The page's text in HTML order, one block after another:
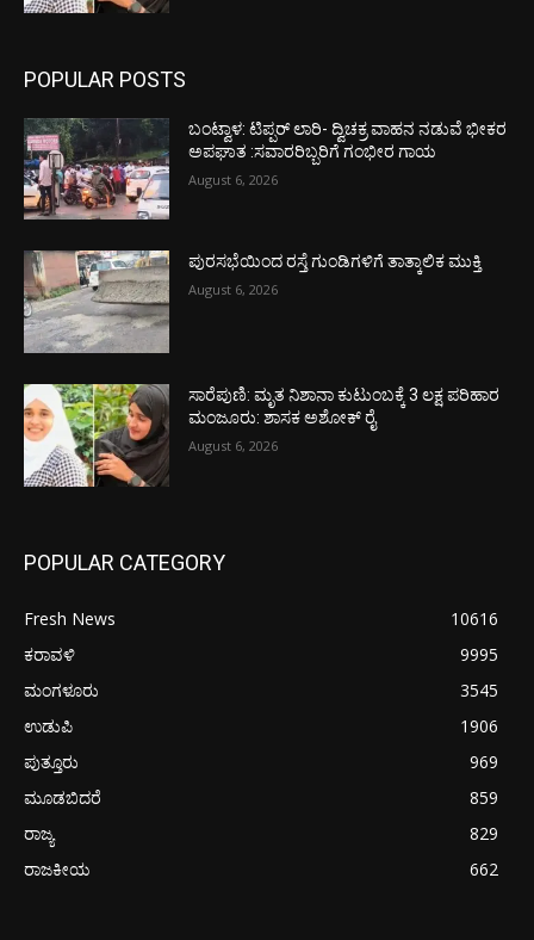
POPULAR POSTS
ಬಂಟ್ವಾಳ: ಟಿಪ್ಪರ್ ಲಾರಿ- ದ್ವಿಚಕ್ರ ವಾಹನ ನಡುವೆ ಭೀಕರ
ಅಪಘಾತ :ಸವಾರರಿಬ್ಬರಿಗೆ ಗಂಭೀರ ಗಾಯ
August 6, 2026
ಪುರಸಭೆಯಿಂದ ರಸ್ತೆ ಗುಂಡಿಗಳಿಗೆ ತಾತ್ಕಾಲಿಕ ಮುಕ್ತಿ
August 6, 2026
ಸಾರೆಪುಣಿ: ಮೃತ ನಿಶಾನಾ ಕುಟುಂಬಕ್ಕೆ 3 ಲಕ್ಷ ಪರಿಹಾರ
ಮಂಜೂರು: ಶಾಸಕ ಅಶೋಕ್ ರೈ
August 6, 2026
POPULAR CATEGORY
Fresh News
10616
ಕರಾವಳಿ
9995
ಮಂಗಳೂರು
3545
ಉಡುಪಿ
1906
ಪುತ್ತೂರು
969
ಮೂಡಬಿದರೆ
859
ರಾಜ್ಯ
829
ರಾಜಕೀಯ
662